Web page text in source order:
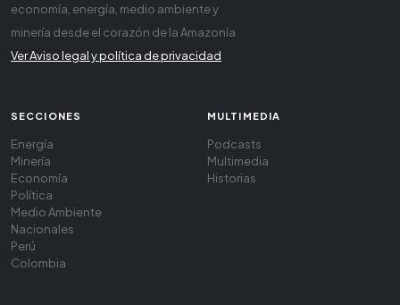
economía, energía, medio ambiente y
minería desde el corazón de la Amazonía
Ver Aviso legal y política de privacidad
SECCIONES
Energía
Minería
Economía
Política
Medio Ambiente
Nacionales
Perú
Colombia
MULTIMEDIA
Podcasts
Multimedia
Historias